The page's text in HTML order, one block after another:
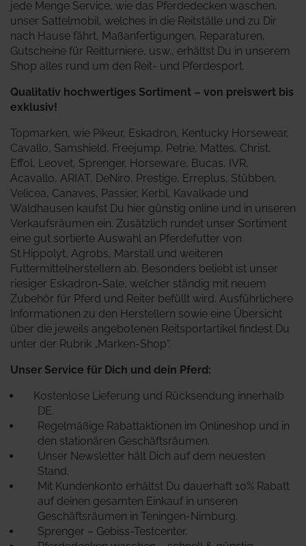
jede Menge Service, wie das Pferdedecken waschen,
unser Sattelmobil, welches in die Reitställe und zu Dir
nach Hause fährt, Maßanfertigungen, Reparaturen,
Gutscheine für Reitturniere, usw., erhältst Du in unserem
Shop alles rund um den Reit- und Pferdesport.
Qualitativ hochwertiges Sortiment – von preiswert bis
exklusiv!
Topmarken, wie Pikeur, Eskadron, Kentucky Horsewear,
Cavallo, Samshield, Freejump, Petrie, Mattes, Christ,
Effol, Leovet, Sprenger, Horseware, Bucas, IVR,
Acavallo, ARIAT, DeNiro, Prestige, Erreplus, Stübben,
Velicea, Canaves, Passier, Kerbl, Kavalkade und
Waldhausen kaufst Du hier günstig online und in unseren
Verkaufsräumen ein. Zusätzlich rundet unser Sortiment
eine gut sortierte Auswahl an Pferdefutter von
St.Hippolyt, Agrobs, Marstall und weiteren
Futtermittelherstellern ab. Besonders beliebt ist unser
riesiger Eskadron-Sale, welcher ständig mit neuem
Zubehör für Pferd und Reiter befüllt wird. Ausführlichere
Informationen zu den Herstellern sowie eine Übersicht
über die jeweils angebotenen Reitsportartikel findest Du
unter der Rubrik „Marken-Shop“.
Unser Service für Dich und dein Pferd:
Kostenlose Lieferung und Rücksendung innerhalb
DE.
Regelmäßige Rabattaktionen im Onlineshop und in
den stationären Geschäftsräumen.
Unser Newsletter hält Dich auf dem neuesten
Stand.
Mit Kundenkonto erhältst Du dauerhaft 10% Rabatt
auf deinen gesamten Einkauf in unseren
Geschäftsräumen in Teningen-Nimburg.
Sprenger – Gebiss-Testcenter.